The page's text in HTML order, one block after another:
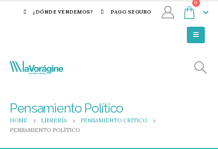
¿DÓNDE VENDEMOS? PAGO SEGURO
0
Pensamiento Político
HOME LIBRERÍA
PENSAMIENTO CRÍTICO
PENSAMIENTO POLÍTICO